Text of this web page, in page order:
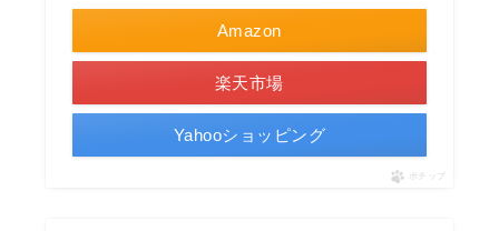
Amazon
楽天市場
Yahooショッピング
ポチップ